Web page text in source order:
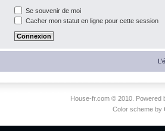
Se souvenir de moi
Cacher mon statut en ligne pour cette session
House-fr.com © 2010. Powered
Color scheme by